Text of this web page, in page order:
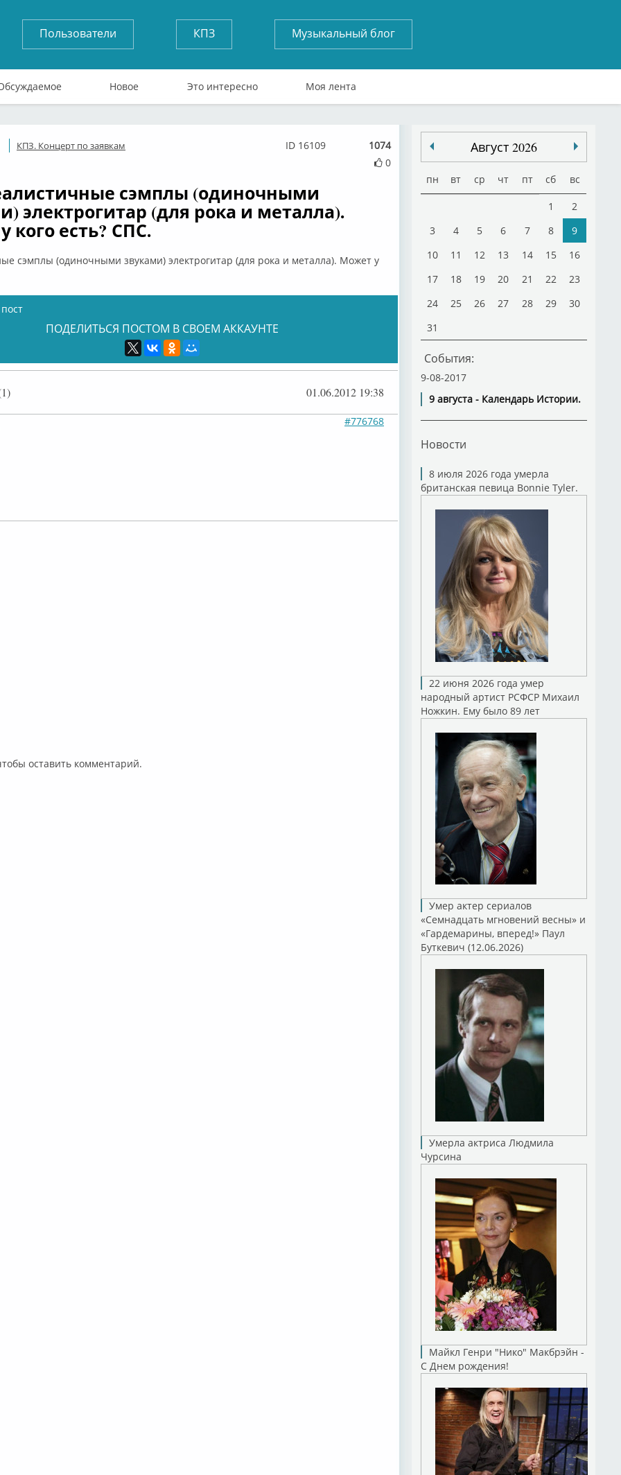
Пользователи КПЗ Музыкальный блог
Новое Это интересно Моя лента
Оффлайн
КПЗ. Концерт по заявкам
1074
0
ID 16109
сэмплы (одиночными
электрогитар (для рока и металла).
кого есть? СПС.
сэмплы (одиночными звуками) электрогитар (для рока и металла). Может у
ПОДЕЛИТЬСЯ ПОСТОМ В СВОЕМ АККАУНТЕ
01.06.2012 19:38
#776768
оставить комментарий.
Август 2026
пн вт ср чт пт сб вс
1
2
3
4 5 6 7 8
9
10
11 12 13 14 15
16
17
18 19 20 21 22
23
24
25 26 27 28 29
30
31
События:
9-08-2017
9 августа - Календарь Истории.
Новости
8 июля 2026 года умерла
британская певица Bonnie Tyler.
22 июня 2026 года умер
народный артист РСФСР Михаил
Ножкин. Ему было 89 лет
Умер актер сериалов
«Семнадцать мгновений весны» и
«Гардемарины, вперед!» Паул
Буткевич (12.06.2026)
Умерла актриса Людмила
Чурсина
Майкл Генри "Нико" Макбрэйн -
С Днем рождения!